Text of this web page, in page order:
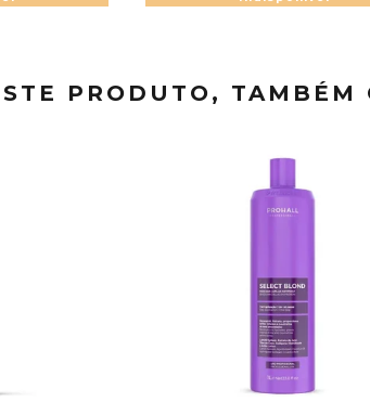
PRODUTO, TAMBÉM